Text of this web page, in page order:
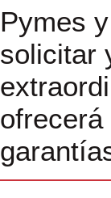
Pymes
solicitar